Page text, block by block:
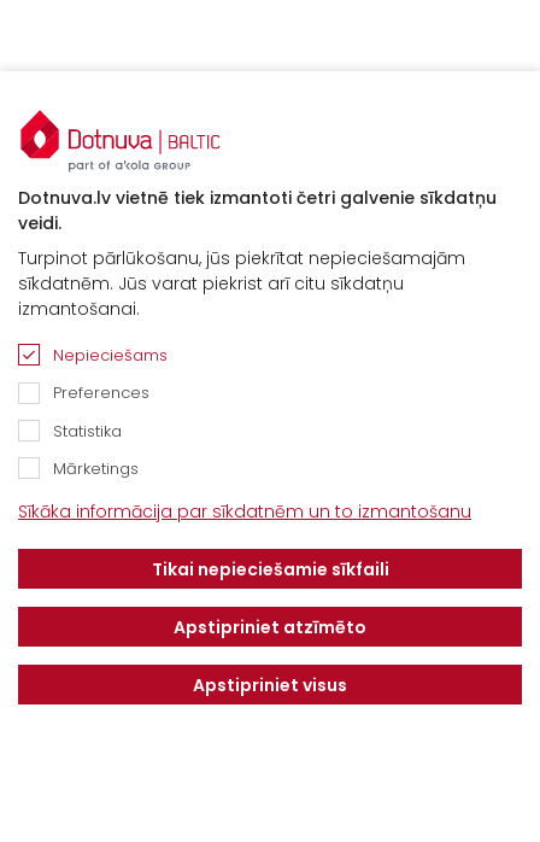
Kontakti
“Baltijas Ceļš”, Brankas, Cenu pagasts,
Jelgavas novads, LV-3043
Tel. +371 67913161
E-pasts:
info@dotnuvabaltic.lv
Kontakti
Vakances
Finansējums
Privātuma politika
MAKSĀJUMU KĀRTĪBA UN
NOTEIKUMI
Dotnuva.lv vietnē tiek izmantoti četri galvenie sīkdatņu
veidi.
Turpinot pārlūkošanu, jūs piekrītat nepieciešamajām
sīkdatnēm. Jūs varat piekrist arī citu sīkdatņu
izmantošanai.
Nepieciešams
Preferences
Statistika
Mārketings
Sīkāka informācija par sīkdatnēm un to izmantošanu
Tikai nepieciešamie sīkfaili
Apstipriniet atzīmēto
Apstipriniet visus